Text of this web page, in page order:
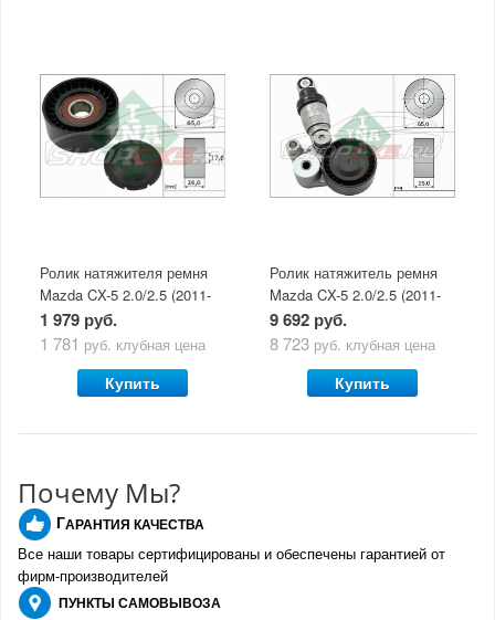
Ролик натяжителя ремня
Mazda CX-5 2.0/2.5 (2011-
по н.в) INA без механизма
натяжения
1 979 руб.
1 781 руб. клубная цена
Купить
Ролик натяжитель ремня
Mazda CX-5 2.0/2.5 (2011-
по н.в) Ina/SNR в сборе с
механизмом натяжения
9 692 руб.
8 723 руб. клубная цена
Купить
Почему Мы?
ГАРАНТИЯ КАЧЕСТВА
Все наши товары сертифицированы и обеспечены гарантией от
фирм-производителей
ПУНКТЫ САМОВЫВОЗА